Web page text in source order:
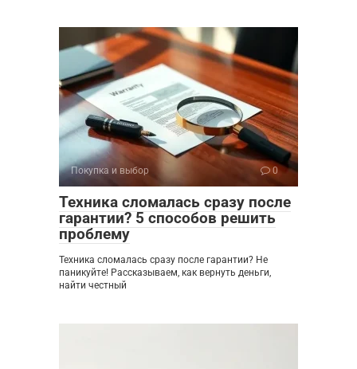
Покупка и выбор 0
Техника сломалась сразу после
гарантии? 5 способов решить
проблему
Техника сломалась сразу после гарантии? Не
паникуйте! Рассказываем, как вернуть деньги,
найти честный